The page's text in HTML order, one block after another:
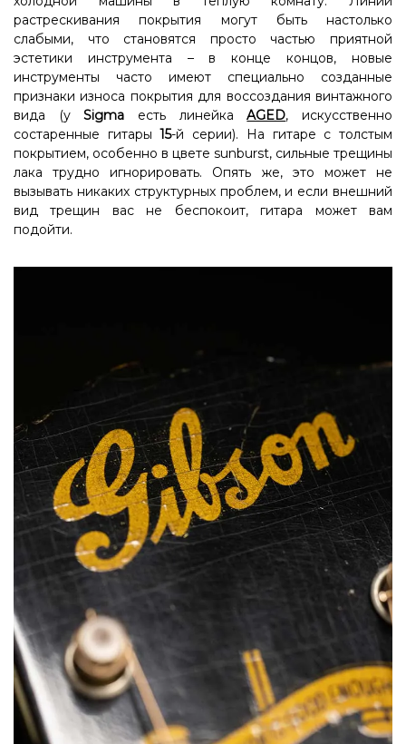
растрескивания покрытия могут быть настолько
слабыми, что становятся просто частью приятной
эстетики инструмента – в конце концов, новые
инструменты часто имеют специально созданные
признаки износа покрытия для воссоздания винтажного
вида (уSigma есть линейкаAGED, искусственно
состаренные гитары15-й серии). На гитаре с толстым
покрытием, особенно в цвете sunburst, сильные трещины
лака трудно игнорировать. Опять же, это может не
вызывать никаких структурных проблем, и если внешний
вид трещин вас не беспокоит, гитара может вам
подойти.